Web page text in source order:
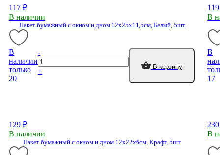
117 ₽
В наличии
Пакет бумажный с окном и дном 12х25х11,5см, Белый, 5шт
В
наличии
только
20
-
+
В корзину
В
В
17
129 ₽
В наличии
Пакет бумажный с окном и дном 12х22х6см, Крафт, 5шт
В